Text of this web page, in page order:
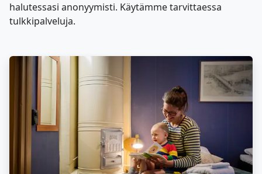
halutessasi anonyymisti. Käytämme tarvittaessa
tulkkipalveluja.